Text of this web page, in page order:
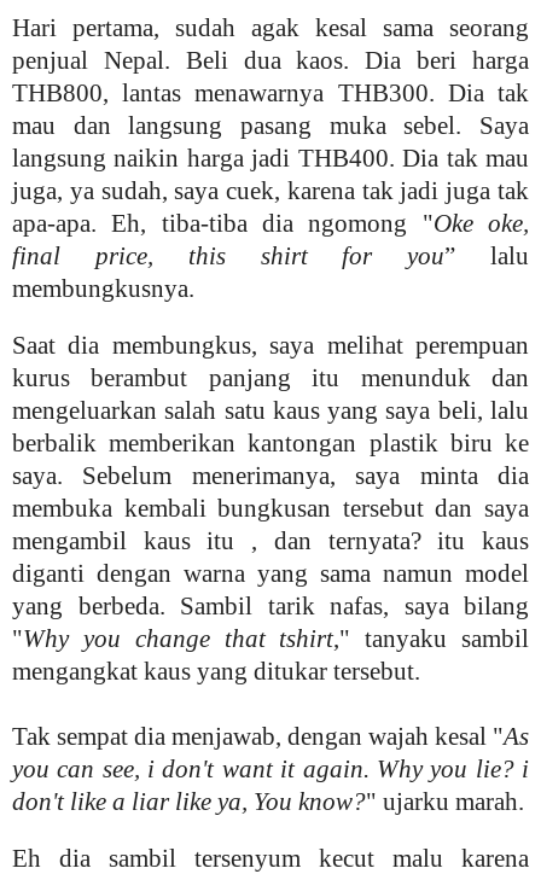
Hari pertama, sudah agak kesal sama seorang
penjual Nepal. Beli dua kaos. Dia beri harga
THB800, lantas menawarnya THB300. Dia tak
mau dan langsung pasang muka sebel. Saya
langsung naikin harga jadi THB400. Dia tak mau
juga, ya sudah, saya cuek, karena tak jadi juga tak
apa-apa. Eh, tiba-tiba dia ngomong "Oke oke,
final price, this shirt for you” lalu
membungkusnya.
Saat dia membungkus, saya melihat perempuan
kurus berambut panjang itu menunduk dan
mengeluarkan salah satu kaus yang saya beli, lalu
berbalik memberikan kantongan plastik biru ke
saya. Sebelum menerimanya, saya minta dia
membuka kembali bungkusan tersebut dan saya
mengambil kaus itu , dan ternyata? itu kaus
diganti dengan warna yang sama namun model
yang berbeda. Sambil tarik nafas, saya bilang
"Why you change that tshirt," tanyaku sambil
mengangkat kaus yang ditukar tersebut.
Tak sempat dia menjawab, dengan wajah kesal "As
you can see, i don't want it again. Why you lie? i
don't like a liar like ya, You know?" ujarku marah.
Eh dia sambil tersenyum kecut malu karena